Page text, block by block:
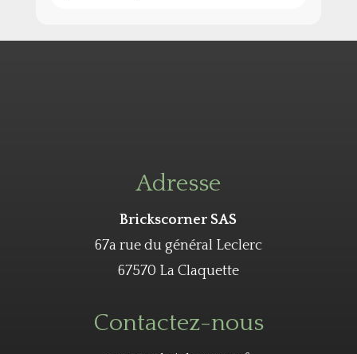
Adresse
Brickscorner SAS
67a rue du général Leclerc
67570 La Claquette
Contactez-nous